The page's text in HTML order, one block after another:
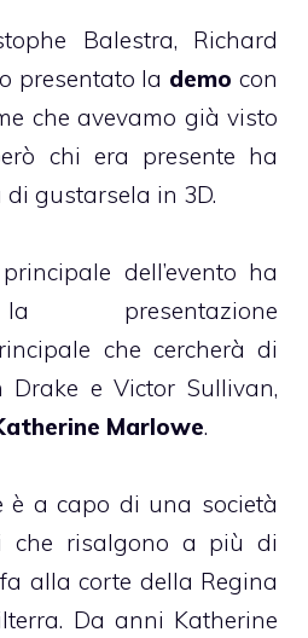
Balestra, Richard
presentato la demo con
che avevamo già visto
chi era presente ha
gustarsela in 3D.
dell’evento ha
presentazione
che cercherà di
Drake e Victor Sullivan,
Marlowe.
è a capo di una società
che risalgono a più di
alla corte della Regina
Da anni Katherine